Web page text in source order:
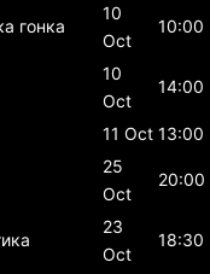
гонка
10
Oct
10:00
10
Oct
14:00
11 Oct 13:00
25
Oct
20:00
23
Oct
18:30